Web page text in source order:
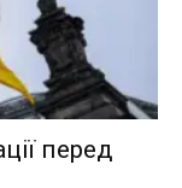
перед